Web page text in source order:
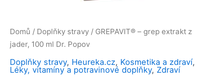
Domů / Doplňky stravy / GREPAVIT® – grep extrakt z
jader, 100 ml Dr. Popov
Doplňky stravy, Heureka.cz, Kosmetika a zdraví,
Léky, vitamíny a potravinové doplňky, Zdraví